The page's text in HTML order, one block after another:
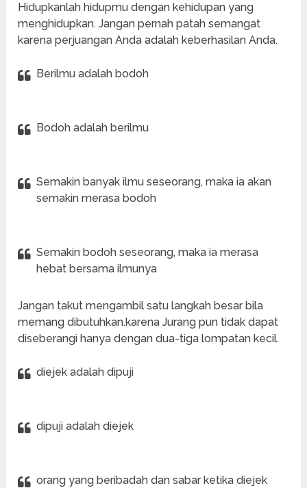
Hidupkanlah hidupmu dengan kehidupan yang
menghidupkan. Jangan pernah patah semangat
karena perjuangan Anda adalah keberhasilan Anda.
Berilmu adalah bodoh
Bodoh adalah berilmu
Semakin banyak ilmu seseorang, maka ia akan
semakin merasa bodoh
Semakin bodoh seseorang, maka ia merasa
hebat bersama ilmunya
Jangan takut mengambil satu langkah besar bila
memang dibutuhkan.karena Jurang pun tidak dapat
diseberangi hanya dengan dua-tiga lompatan kecil.
diejek adalah dipuji
dipuji adalah diejek
orang yang beribadah dan sabar ketika diejek